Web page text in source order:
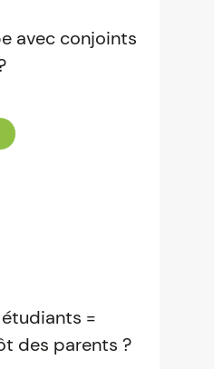
avec conjoints
=
des parents ?